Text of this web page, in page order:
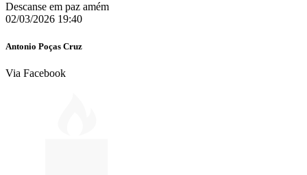
Descanse em paz amém
02/03/2026 19:40
Antonio Poças Cruz
Via Facebook